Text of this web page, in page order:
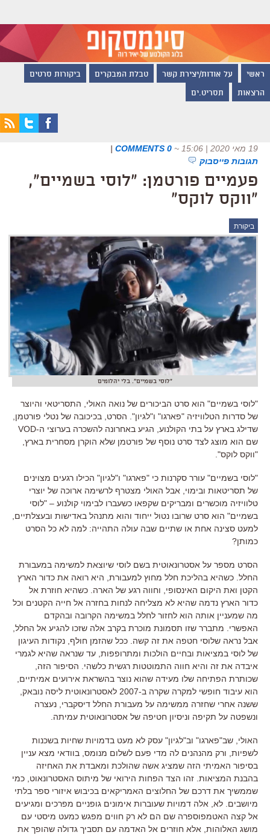
ראשי על אודות/יצירת קשר טבלת המבקרים ביקורות סרטים
הרצאות תסריט.ים
19 מאי 2020 | 15:06 ~
0 COMMENTS
|
תגובות פייסבוק
פעמיים פורטמן: "לוסי בשמיים",
"ווקס לוקס"
ביקורת
"לוסי בשמיים". בלי יהלומים
"לוסי בשמיים" הוא סרט הביכורים של נואה האולי
התסריטאי והיוצר
של סדרות הטלוויזיה "פארגו" ו"לגיון". הסרט בכיכובה של נטלי פורטמן
שדילג בארץ על בתי הקולנוע הגיע באחרונה להשכרה בערוצי ה-VOD
שם הוא מוצג לצד סרט נוסף של פורטמן שלא הוקרן מסחרית בארץ
"ווקס לוקס".
"לוסי בשמיים" עורר סקרנות כי "פארגו" ו"לגיון" הכילו רגעים מצוינים
של תסריטאות ובימוי
אבל האולי מצטרף לרשימה ארוכה של יוצרי
טלוויזיה מוכשרים ומבריקים שקפאו כשעברו לבימוי קולנוע – "לוסי
בשמיים" הוא סרט שרובו נטול ייחוד והוא מתנהל באדישות ובעצלתיים
למעט סצינה אחת או שתיים שבה עולה התהייה: למה לא כל הסרט
כמותן?
הסרט מספר על אסטרונאוטית בשם לוסי שיוצאת למשימה במעבורת
החלל כשהיא בהליכת חלל מחוץ למעבורת היא רואה את כדור הארץ
הקטן ואת היקום האינסופי
וחווה רגע של הארה כשהיא חוזרת אל
כדור הארץ נדמה שהיא לא מצליחה לנחות בחזרה אל חייה הקטנים וכל
מה שמעניין אותה הוא לחזור לחלל במשימה הקרובה ובהקדם
האפשרי
מתברר שזו תסמונת מוכרת בקרב אלה שזכו להגיע אל החלל
אבל נראה שלוסי חטפה את זה קשה ככל שהזמן חולף נקודות העיגון
של לוסי במציאות ובחיים הולכות ומתרופפות עד שנראה שהיא לגמרי
איבדה את זה והיא חווה התמוטטות רגשית כלשהי
הסיפור הזה
שכותרת הפתיחה שלו מעידה שהוא נוצר בהשראת אירועים אמיתיים
הוא עיבוד חופשי למקרה שקרה ב-2007 לאסטרונאוטית ליסה נובאק
ששנה אחרי שחזרה ממשימה על מעבורת החלל דיסקברי נעצרה
ונשפטה על תקיפה וניסיון חטיפה של אסטרונאוטית עמיתה
האולי שב"פארגו" וב"לגיון" עסק לא מעט בדמויות שחיות בשכנות
לשפיות ורק מהנהנים לה מדי פעם לשלום מנומס בוודאי מצא עניין
בסיפור האמיתי הזה שמציג אשה שהולכת ומאבדת את האחיזה
בהבנת המציאות זהו הצד הפחות הירואי של מיתוס האסטרונאוט כמי
שממשיך את דרכם של החלוצים האמריקאים בכיבוש איזורי ספר בלתי
מיושבים לא אלה דמויות שעוברות אימונים גופניים מפרכים ומגיעים
אל קצה האטמפוספרה שם הם לא רק חווים מפגש כמעט מיסטי עם
מושג האלוהות אלא חוזרים אל האדמה עם תסביך גדולה שהופך את